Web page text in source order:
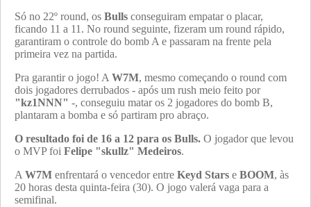
Só no 22º round, os Bulls conseguiram empatar o placar,
ficando 11 a 11. No round seguinte, fizeram um round rápido,
garantiram o controle do bomb A e passaram na frente pela
primeira vez na partida.
Pra garantir o jogo! A W7M, mesmo começando o round com
dois jogadores derrubados - após um rush meio feito por
"kz1NNN" -, conseguiu matar os 2 jogadores do bomb B,
plantaram a bomba e só partiram pro abraço.
O resultado foi de 16 a 12 para os Bulls. O jogador que levou
o MVP foi Felipe "skullz" Medeiros.
A W7M enfrentará o vencedor entre Keyd Stars e BOOM, às
20 horas desta quinta-feira (30). O jogo valerá vaga para a
semifinal.